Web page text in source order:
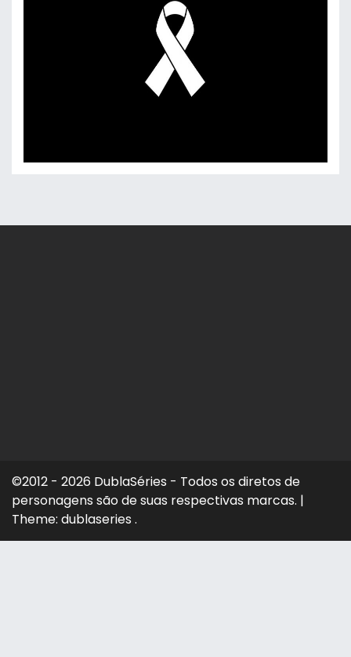
©2012 - 2026 DublaSéries - Todos os diretos de
personagens são de suas respectivas marcas. |
Theme: dublaseries .